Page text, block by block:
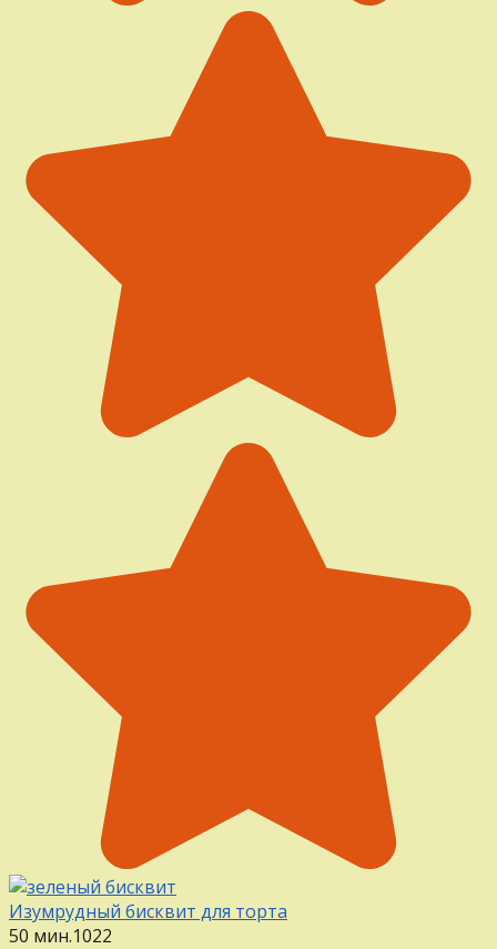
Изумрудный бисквит для торта
50 мин.1022